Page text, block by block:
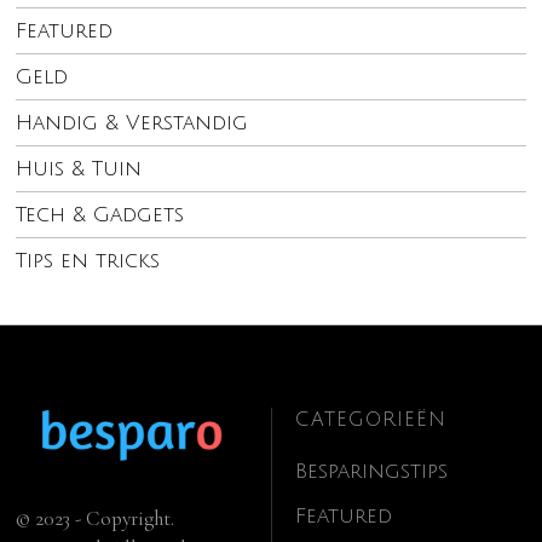
Featured
Geld
Handig & Verstandig
Huis & Tuin
Tech & Gadgets
Tips en tricks
© 2023 - Copyright.
CATEGORIEËN
Besparingstips
Featured